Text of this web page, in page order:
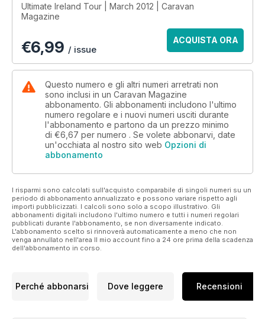
Ultimate Ireland Tour | March 2012 | Caravan
Magazine
€6,99 / issue
ACQUISTA ORA
Questo numero e gli altri numeri arretrati non
sono inclusi in un Caravan Magazine
abbonamento. Gli abbonamenti includono l'ultimo
numero regolare e i nuovi numeri usciti durante
l'abbonamento e partono da un prezzo minimo
di €6,67 per numero . Se volete abbonarvi, date
un'occhiata al nostro sito web Opzioni di
abbonamento
I risparmi sono calcolati sull'acquisto comparabile di singoli numeri su un
periodo di abbonamento annualizzato e possono variare rispetto agli
importi pubblicizzati. I calcoli sono solo a scopo illustrativo. Gli
abbonamenti digitali includono l'ultimo numero e tutti i numeri regolari
pubblicati durante l'abbonamento, se non diversamente indicato.
L'abbonamento scelto si rinnoverà automaticamente a meno che non
venga annullato nell'area Il mio account fino a 24 ore prima della scadenza
dell'abbonamento in corso.
Perché abbonarsi Dove leggere Recensioni